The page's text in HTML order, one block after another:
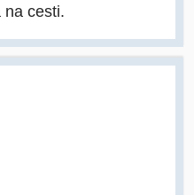
na cesti.